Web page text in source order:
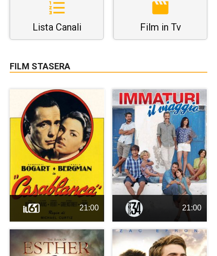
Lista Canali Film in Tv
FILM STASERA
21:00 21:00